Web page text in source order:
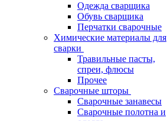
Одежда сварщика
Обувь сварщика
Перчатки сварочные
Химические материалы для
сварки
Травильные пасты,
спреи, флюсы
Прочее
Сварочные шторы
Сварочные занавесы
Сварочные полотна и